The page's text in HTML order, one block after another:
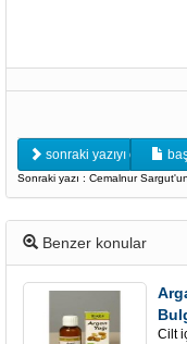
sonraki yazıyı oku
Sonraki yazı : Cemalnur
Benzer konular
Cilt